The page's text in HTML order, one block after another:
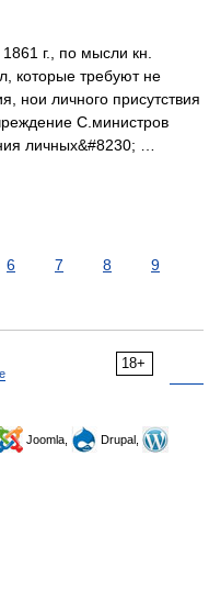
г., по мысли кн.
которые требуют не
нои личного присутствия
С.министров
личных&#8230; …
6 7 8
9
18+
Joomla,
Drupal,